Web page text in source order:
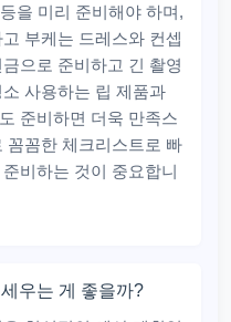
을 미리 준비해야 하며,
부케는 드레스와 컨셉
으로 준비하고 긴 촬영
사용하는 립 제품과
준비하면 더욱 만족스
꼼꼼한 체크리스트로 빠
비하는 것이 중요합니
우는 게 좋을까?